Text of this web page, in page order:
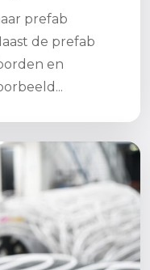
prefab
de prefab
en